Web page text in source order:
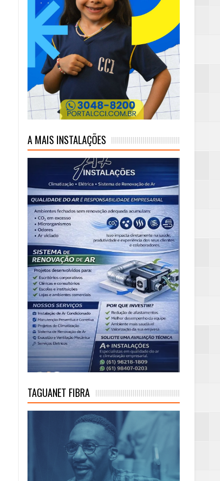
e Água Quente
A MAIS INSTALAÇÕES
TAGUANET FIBRA